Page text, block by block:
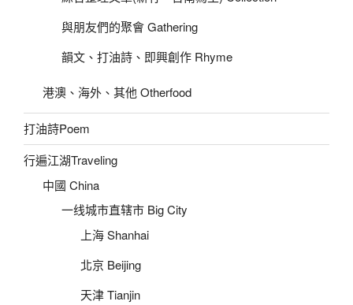
與朋友們的聚會 Gathering
韻文、打油詩、即興創作 Rhyme
港澳、海外、其他 Otherfood
打油詩Poem
行遍江湖Traveling
中國 China
一线城市直辖市 Big City
上海 Shanhai
北京 Beijing
天津 Tianjin